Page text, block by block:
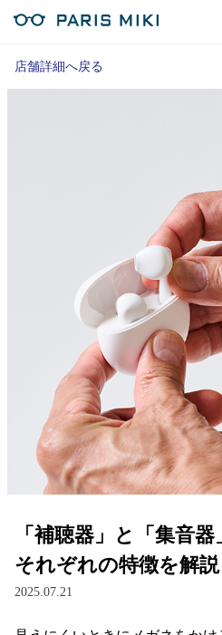
マイページ
※オンラインで会員登録された方
店舗検索/来店予約
商品を探す
メガネ
レンズ
サングラス
補聴器
店舗詳細へ戻る
「補聴器」と「集音
それぞれの特徴を解説
2025.07.21